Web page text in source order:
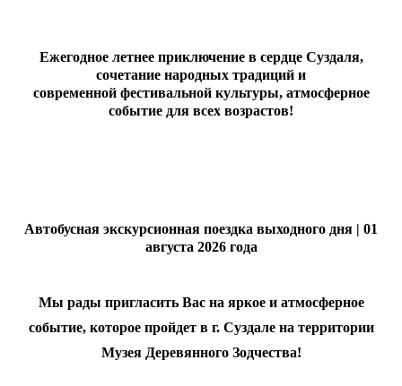
Ежегодное летнее приключение в сердце Суздаля,
сочетание народных традиций и
современной фестивальной культуры, атмосферное
событие для всех возрастов!
Автобусная экскурсионная поездка выходного дня | 01
августа 2026 года
Мы рады пригласить Вас на яркое и атмосферное
событие, которое пройдет в г. Суздале на территории
Музея Деревянного Зодчества!